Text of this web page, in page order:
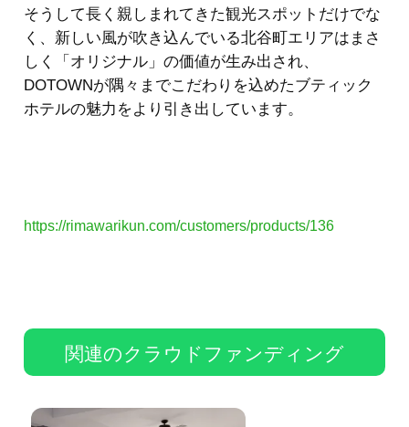
そうして長く親しまれてきた観光スポットだけでな
く、新しい風が吹き込んでいる北谷町エリアはまさ
しく「オリジナル」の価値が生み出され、
DOTOWNが隅々までこだわりを込めたブティック
ホテルの魅力をより引き出しています。
https://rimawarikun.com/customers/products/136
関連のクラウドファンディング